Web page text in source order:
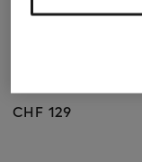
CHF 129